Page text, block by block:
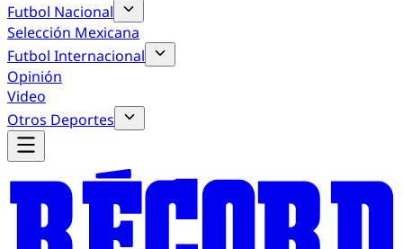
Futbol Nacional
Selección Mexicana
Futbol Internacional
Opinión
Video
Otros Deportes